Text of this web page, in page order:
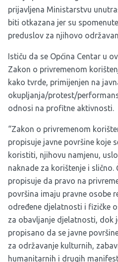
prijavljena Ministarstvu
biti otkazana jer su
preduslov za njihovo
Ističu da se Općina Centar u
Zakon o privremenom
kako tvrde, primijenjen na
okupljanja/protest/
odnosi na profitne aktivnosti.
“Zakon o privremenom
propisuje javne površine koje
koristiti, njihovu namjenu,
naknade za korištenje i slično.
propisuje da pravo na
površina imaju pravne osobe
određene djelatnosti i fizičke
za obavljanje djelatnosti, dok
propisano da se javne
za održavanje kulturnih,
humanitarnih i drugih